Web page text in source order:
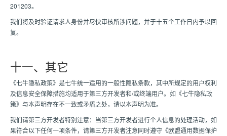
201203。
我们将及时验证请求人身份并尽快审核所涉问题，并于十五个工作日内予以回
复。
十一、其它
《七牛隐私政策》是七牛统一适用的一般性隐私条款，其中所规定的用户权利
及信息安全保障措施均适用于第三方开发者和/或终端用户。如《七牛隐私政
策》与本声明存在不一致或矛盾之处，请以本声明为准。
我们请第三方开发者特别注意：当第三方开发者进行个人信息的处理活动，如
果符合以下任何一项条件，请第三方开发者注意同时遵守《欧盟通用数据保护